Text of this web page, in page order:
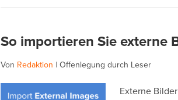
So importieren Sie externe
Von Redaktion | Offenlegung durch Leser
Externe